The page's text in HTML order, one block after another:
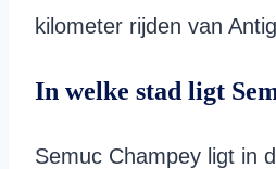
kilometer rijden van
In welke stad ligt
Semuc Champey ligt in